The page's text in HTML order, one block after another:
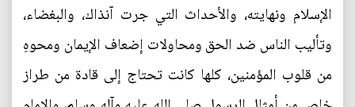
الإسلام ونهايته، والأحداث التي جرت آنذاك، والبغضاء،
وتأليب الناس ضد الحق ومحاولات إضعاف الإيمان ومحوهِ
من قلوب المؤمنين، كلها كانت تحتاج إلى قادة من طراز